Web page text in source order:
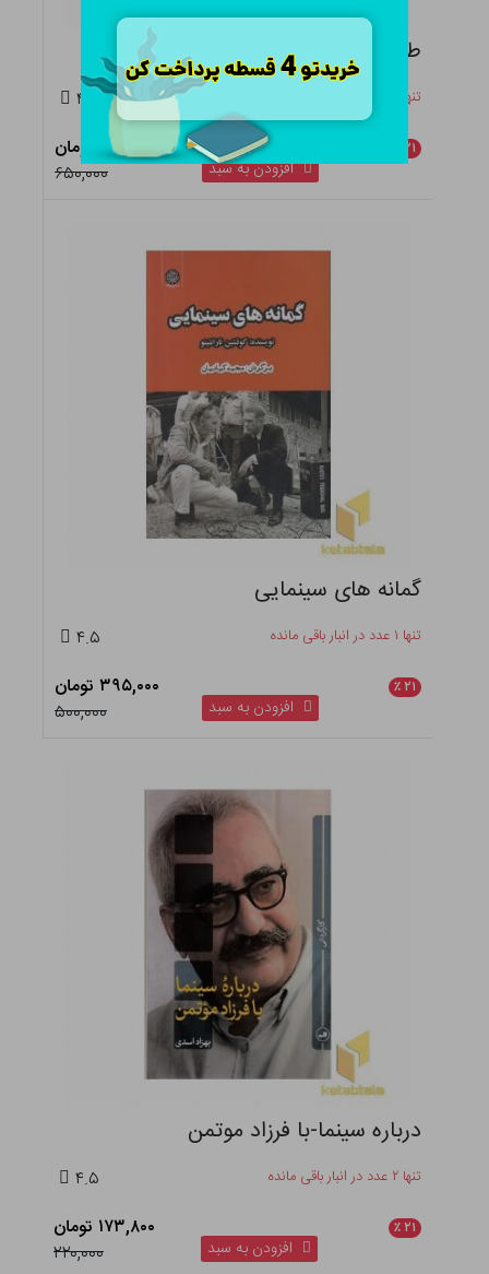
طبقه بر پرده سینما
تنها ۲ عدد در انبار باقی مانده ۴.۵
۲۱
۵۱۳,۵۰۰ تومان
۶۵۰,۰۰۰
افزودن به سبد
گمانه های سینمایی
تنها ۱ عدد در انبار باقی مانده ۴.۵
۲۱ ٪
۳۹۵,۰۰۰ تومان
۵۰۰,۰۰۰
افزودن به سبد
درباره سینما-با فرزاد موتمن
تنها ۲ عدد در انبار باقی مانده ۴.۵
۲۱ ٪
۱۷۳,۸۰۰ تومان
۲۲۰,۰۰۰
افزودن به سبد